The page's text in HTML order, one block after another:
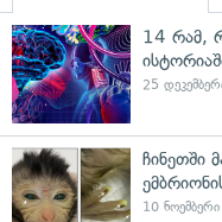
14 რამ,
25
ჩინეთში
10